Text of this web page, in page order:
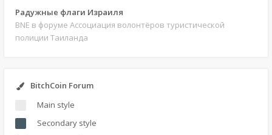
Радужные флаги Израиля
BNE в форуме Ассоциация волонтёров туристической
полиции Таиланда
BitchCoin Forum
Main style
Secondary style